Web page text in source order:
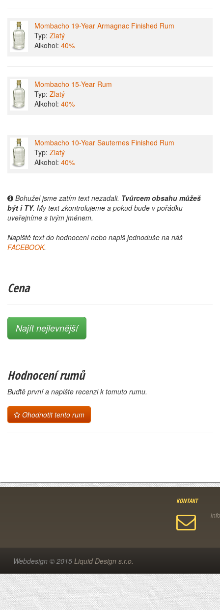
Mombacho 19-Year Armagnac Finished Rum
Typ: Zlatý
Alkohol: 40%
Mombacho 15-Year Rum
Typ: Zlatý
Alkohol: 40%
Mombacho 10-Year Sauternes Finished Rum
Typ: Zlatý
Alkohol: 40%
Bohužel jsme zatím text nezadali. Tvůrcem obsahu můžeš
být i TY. My text zkontrolujeme a pokud bude v pořádku
uveřejníme s tvým jménem.
Napiště text do hodnocení nebo napiš jednoduše na náš
FACEBOOK.
Cena
Najít nejlevnější
Hodnocení rumů
Buďtě první a napište recenzi k tomuto rumu.
Ohodnotit tento rum
KONTAKT
Webdesign © 2015 Liquid Design s.r.o.